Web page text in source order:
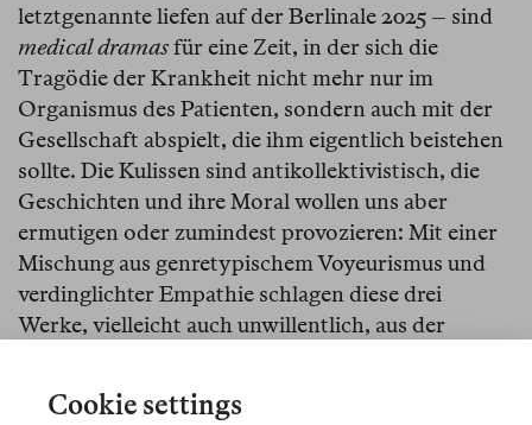
letztgenannte liefen auf der Berlinale 2025 – sind
medical dramasfür eine Zeit, in der sich die
Tragödie der Krankheit nicht mehr nur im
Organismus des Patienten, sondern auch mit der
Gesellschaft abspielt, die ihm eigentlich beistehen
sollte. Die Kulissen sind antikollektivistisch, die
Geschichten und ihre Moral wollen uns aber
ermutigen oder zumindest provozieren: Mit einer
Mischung aus genretypischem Voyeurismus und
verdinglichter Empathie schlagen diese drei
Werke, vielleicht auch unwillentlich, aus der
Die Konzerte mit Töpfen und Schöpflöffeln, die im
Cookie settings